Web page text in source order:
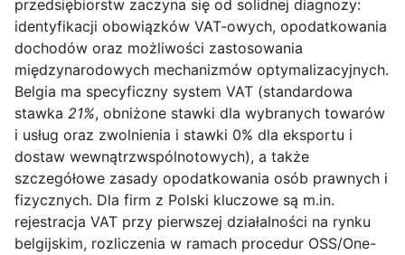
przedsiębiorstw zaczyna się od solidnej diagnozy:
identyfikacji obowiązków VAT-owych, opodatkowania
dochodów oraz możliwości zastosowania
międzynarodowych mechanizmów optymalizacyjnych.
Belgia ma specyficzny system VAT (standardowa
stawka 21%, obniżone stawki dla wybranych towarów
i usług oraz zwolnienia i stawki 0% dla eksportu i
dostaw wewnątrzwspólnotowych), a także
szczegółowe zasady opodatkowania osób prawnych i
fizycznych. Dla firm z Polski kluczowe są m.in.
rejestracja VAT przy pierwszej działalności na rynku
belgijskim, rozliczenia w ramach procedur OSS/One-